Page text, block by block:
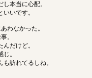
本当に心配。
いです。
わなかった。
。
だけど。
。
訪れてるしね。